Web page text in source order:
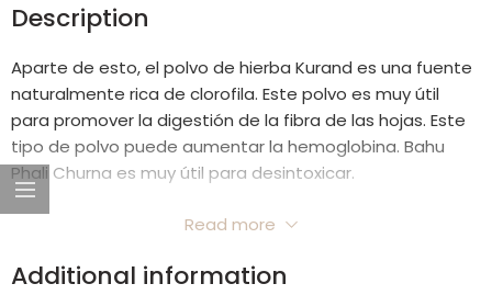
Description
Aparte de esto, el polvo de hierba Kurand es una fuente
naturalmente rica de clorofila. Este polvo es muy útil
para promover la digestión de la fibra de las hojas. Este
tipo de polvo puede aumentar la hemoglobina. Bahu
Phali Churna es muy útil para desintoxicar.
El polvo de hierba Kurand favorece enormemente la
piel. Bahu Phali Churna se considera una panacea para
Read more
Additional information